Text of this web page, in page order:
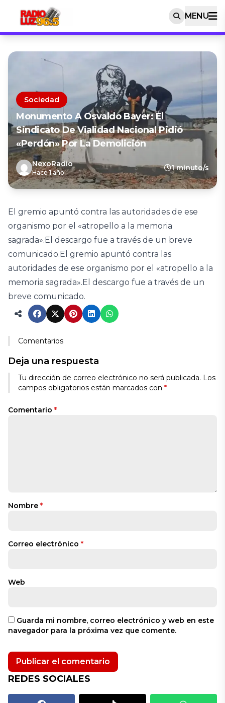
MENU
Sociedad
Monumento A Osvaldo Bayer: El
Sindicato De Vialidad Nacional Pidió
«perdón» Por La Demolición
NexoRadio
Hace 1 año
1 minuto/s
El gremio apuntó contra las autoridades de ese
organismo por el «atropello a la memoria
sagrada».El descargo fue a través de un breve
comunicado.El gremio apuntó contra las
autoridades de ese organismo por el «atropello a la
memoria sagrada».El descargo fue a través de un
breve comunicado.
Comentarios
Deja una respuesta
Tu dirección de correo electrónico no será publicada. Los
campos obligatorios están marcados con *
Comentario *
Nombre *
Correo electrónico *
Web
Guarda mi nombre, correo electrónico y web en este
navegador para la próxima vez que comente.
REDES SOCIALES